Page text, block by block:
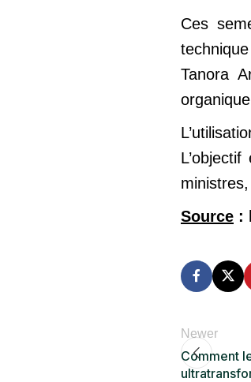
Ces
Tanora
Source :
Newer
Comment